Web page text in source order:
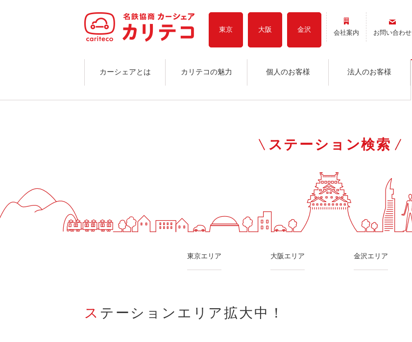
東京 大阪 金沢 会社案内 お問い合わせ
名鉄協商パーキング無料
予約アプリ
名鉄ミューズポイント
快適カーシェアリング
カーシェアとは カリテコの魅力 個人のお客様 法人のお客様
ステーション検索
東京エリア 大阪エリア 金沢エリア
ステーションエリア拡大中！